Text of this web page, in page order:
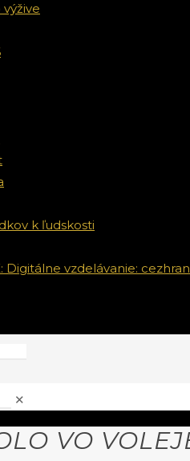
k ľudskosti
Digitálne vzdelávanie:
✕
VO